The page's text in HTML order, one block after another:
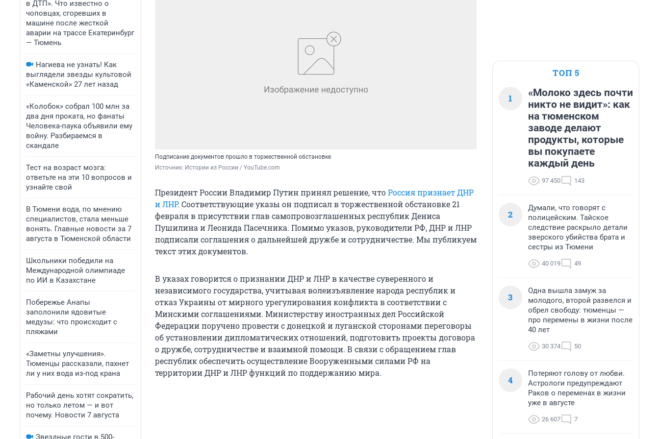
в ДТП». Что известно о
чоповцах, сгоревших в
машине после жесткой
аварии на трассе Екатеринбург
— Тюмень
Нагиева не узнать! Как
выглядели звезды культовой
«Каменской» 27 лет назад
«Колобок» собрал 100 млн за
два дня проката, но фанаты
Человека-паука объявили ему
войну. Разбираемся в
скандале
Тест на возраст мозга:
ответьте на эти 10 вопросов и
узнайте свой
В Тюмени вода, по мнению
специалистов, стала меньше
вонять. Главные новости за 7
августа в Тюменской области
Школьники победили на
Международной олимпиаде
по ИИ в Казахстане
Побережье Анапы
заполонили ядовитые
медузы: что происходит с
пляжами
«Заметны улучшения».
Тюменцы рассказали, пахнет
ли у них вода из-под крана
Рабочий день хотят сократить,
но только летом — и вот
почему. Новости 7 августа
Звездные гости в 500-
Подписание документов прошло в торжественной обстановке
Источник: Истории из России / YouTube.com
Президент России Владимир Путин принял решение, чтоРоссия признает ДНР
и ЛНР. Соответствующие указы он подписал в торжественной обстановке 21
февраля в присутствии глав самопровозглашенных республик Дениса
Пушилина и Леонида Пасечника. Помимо указов, руководители РФ, ДНР и ЛНР
подписали соглашения о дальнейшей дружбе и сотрудничестве. Мы публикуем
текст этих документов.
В указах говорится о признании ДНР и ЛНР в качестве суверенного и
независимого государства, учитывая волеизъявление народа республик и
отказ Украины от мирного урегулирования конфликта в соответствии с
Минскими соглашениями. Министерству иностранных дел Российской
Федерации поручено провести с донецкой и луганской сторонами переговоры
об установлении дипломатических отношений, подготовить проекты договора
о дружбе, сотрудничестве и взаимной помощи. В связи с обращением глав
республик обеспечить осуществление Вооруженными силами РФ на
территории ДНР и ЛНР функций по поддержанию мира.
ТОП 5
1
«Молоко здесь почти
никто не видит»: как
на тюменском
заводе делают
продукты, которые
вы покупаете
каждый день
97 450 143
2
Думали, что говорят с
полицейским. Тайское
следствие раскрыло детали
зверского убийства брата и
сестры из Тюмени
40 019 49
3
Одна вышла замуж за
молодого, второй развелся и
обрел свободу: тюменцы —
про перемены в жизни после
40 лет
30 374 50
4
Потеряют голову от любви.
Астрологи предупреждают
Раков о переменах в жизни
уже в августе
26 607 7